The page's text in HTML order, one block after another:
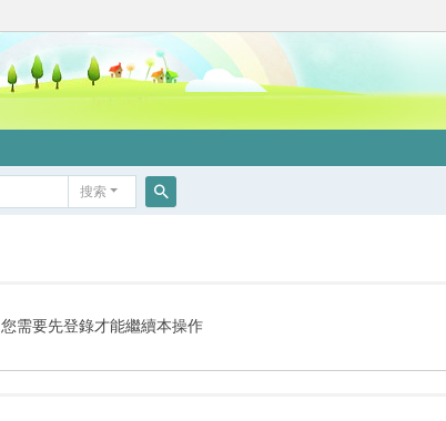
搜索
您需要先登錄才能繼續本操作